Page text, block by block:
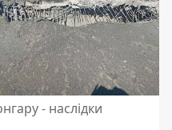
- наслідки